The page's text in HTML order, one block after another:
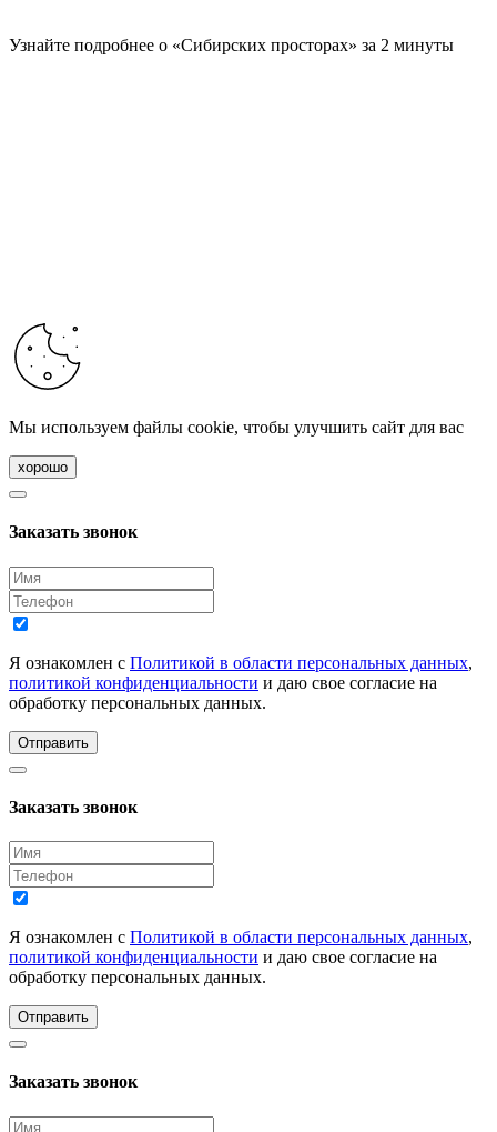
Узнайте подробнее о «Сибирских просторах» за 2 минуты
Мы используем файлы cookie, чтобы улучшить сайт для вас
хорошо
Заказать звонок
Я ознакомлен с Политикой в области персональных данных,
политикой конфиденциальности и даю свое согласие на
обработку персональных данных.
Отправить
Заказать звонок
Я ознакомлен с Политикой в области персональных данных,
политикой конфиденциальности и даю свое согласие на
обработку персональных данных.
Отправить
Заказать звонок